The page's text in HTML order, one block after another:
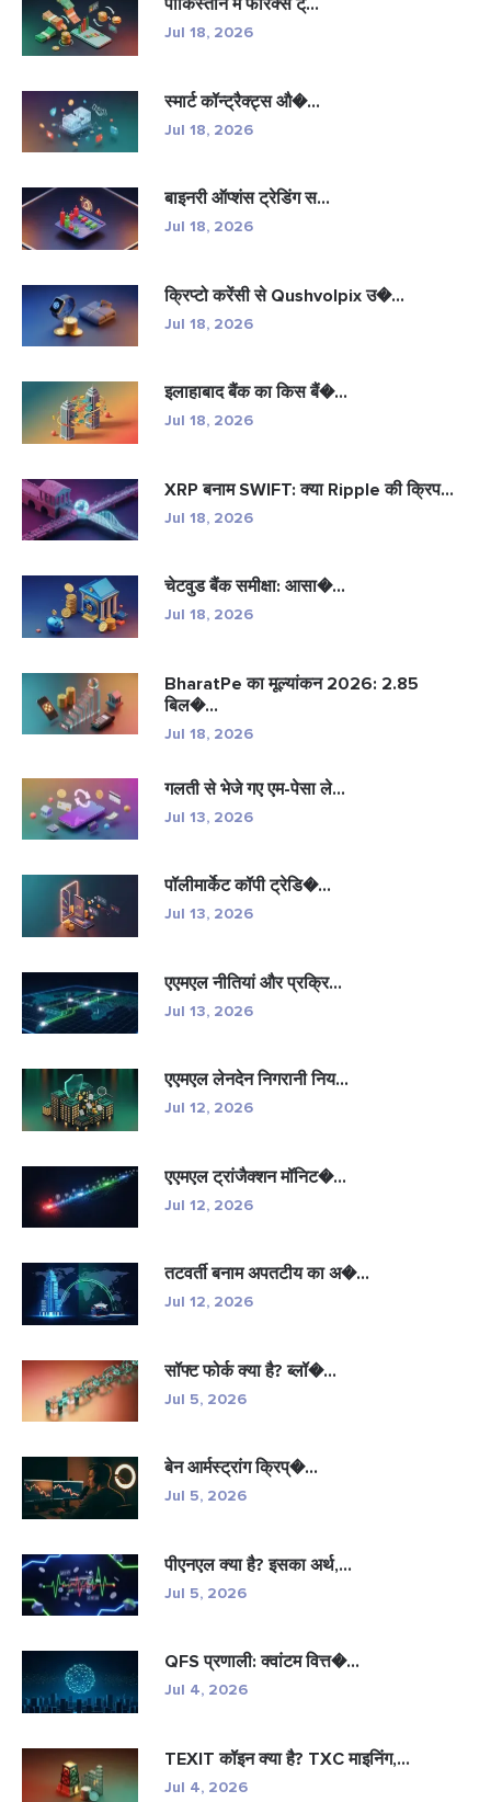
पाकिस्तान में फॉरेक्स ट्...
Jul 18, 2026
स्मार्ट कॉन्ट्रैक्ट्स औ�...
Jul 18, 2026
बाइनरी ऑप्शंस ट्रेडिंग स...
Jul 18, 2026
क्रिप्टो करेंसी से Qushvolpix उ�...
Jul 18, 2026
इलाहाबाद बैंक का किस बैं�...
Jul 18, 2026
XRP बनाम SWIFT: क्या Ripple की क्रिप...
Jul 18, 2026
चेटवुड बैंक समीक्षा: आसा�...
Jul 18, 2026
BharatPe का मूल्यांकन 2026: 2.85
बिल�...
Jul 18, 2026
गलती से भेजे गए एम-पेसा ले...
Jul 13, 2026
पॉलीमार्केट कॉपी ट्रेडि�...
Jul 13, 2026
एएमएल नीतियां और प्रक्रि...
Jul 13, 2026
एएमएल लेनदेन निगरानी निय...
Jul 12, 2026
एएमएल ट्रांजैक्शन मॉनिट�...
Jul 12, 2026
तटवर्ती बनाम अपतटीय का अ�...
Jul 12, 2026
सॉफ्ट फोर्क क्या है? ब्लॉ�...
Jul 5, 2026
बेन आर्मस्ट्रांग क्रिप्�...
Jul 5, 2026
पीएनएल क्या है? इसका अर्थ,...
Jul 5, 2026
QFS प्रणाली: क्वांटम वित्त�...
Jul 4, 2026
TEXIT कॉइन क्या है? TXC माइनिंग,...
Jul 4, 2026